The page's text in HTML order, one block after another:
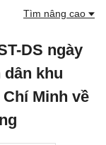
Tìm nâng cao
DS ngày
dân khu
Minh về